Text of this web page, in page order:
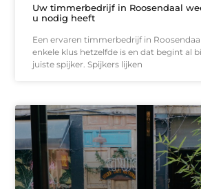
Uw timmerbedrijf in Roosendaal
u nodig heeft
Een ervaren timmerbedrijf in
enkele klus hetzelfde is en dat begint al
juiste spijker. Spijkers lijken